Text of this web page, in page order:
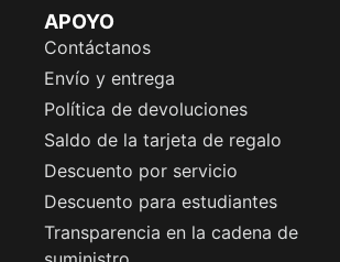
APOYO
Contáctanos
Envío y entrega
Política de devoluciones
Saldo de la tarjeta de regalo
Descuento por servicio
Descuento para estudiantes
Transparencia en la cadena de